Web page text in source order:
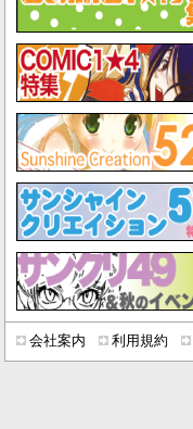
会社案内 利用規約